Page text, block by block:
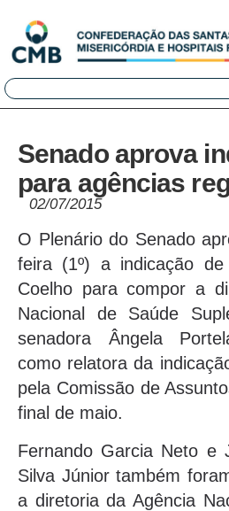
Senado aprova
para agências
02/07/2015
O Plenário do Senado
feira (1º) a indicação
Coelho para compor a
Nacional de Saúde
senadora Ângela
como relatora da
pela Comissão de
final de maio.
Fernando Garcia Neto e
Silva Júnior também
a diretoria da Agência